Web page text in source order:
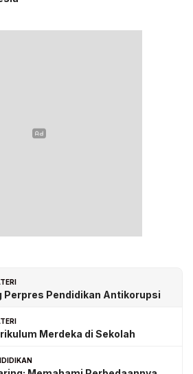
Perpres Pendidikan Antikorupsi
Merdeka di Sekolah